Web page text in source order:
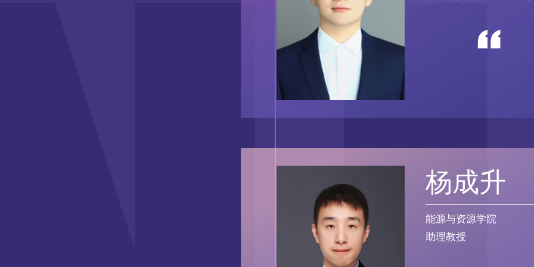
杨成升
能源与资源学院
助理教授